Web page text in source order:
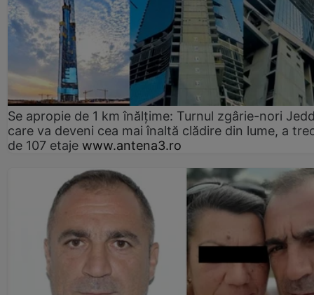
Se apropie de 1 km înălțime: Turnul zgârie-nori
care va deveni cea mai înaltă clădire din lume, a
de 107 etaje www.antena3.ro